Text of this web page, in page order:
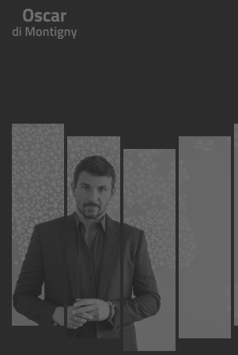
Centodieci
Nuovi Eroi
Be Your Essence
Futurability
Books
EN ES